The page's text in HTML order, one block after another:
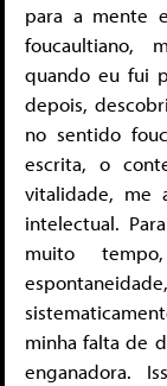
para a mente
foucaultiano,
quando eu fui
depois,
no sentido
escrita, o
vitalidade, me
intelectual.
muito
minha falta de
enganadora.